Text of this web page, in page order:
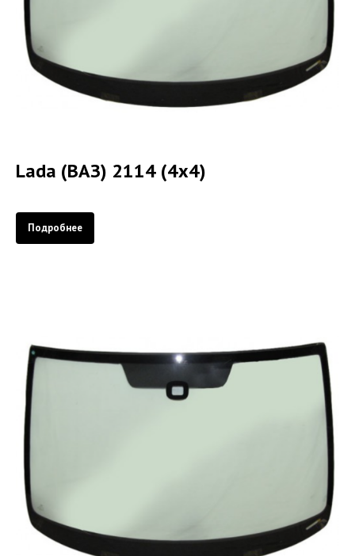
Lada (ВАЗ) 2114 (4x4)
Подробнее